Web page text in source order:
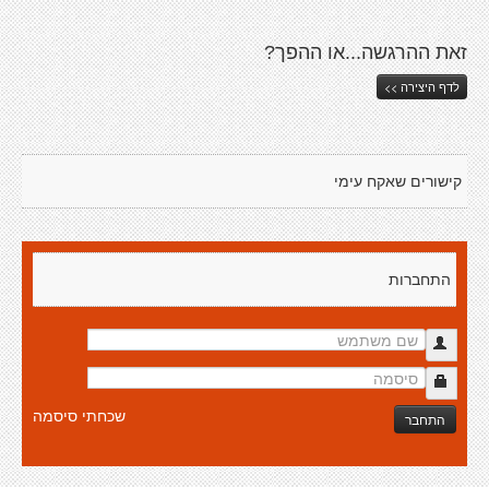
זאת ההרגשה...או ההפך?
לדף היצירה >>
קישורים שאקח עימי
התחברות
התחבר שכחתי סיסמה